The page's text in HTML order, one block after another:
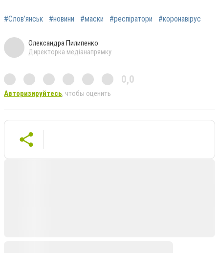
#Слов’янськ #новини #маски #респіратори #коронавірус
Олександра Пилипенко
Директорка медіанапрямку
0,0
Авторизируйтесь, чтобы оценить